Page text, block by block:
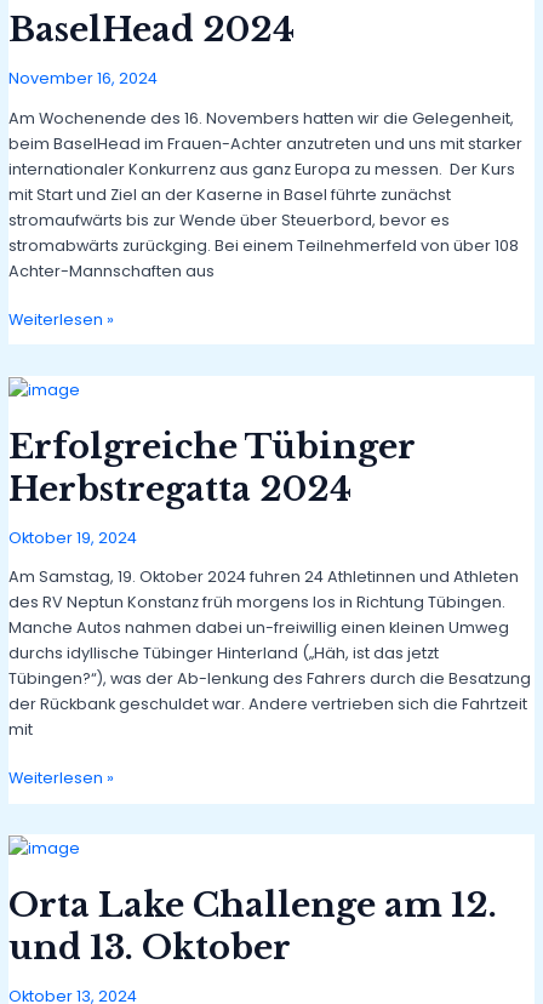
bei
Ergo
BaselHead 2024
November 16, 2024
Am Wochenende des 16. Novembers hatten wir die Gelegenheit,
beim BaselHead im Frauen-Achter anzutreten und uns mit starker
internationaler Konkurrenz aus ganz Europa zu messen. Der Kurs
mit Start und Ziel an der Kaserne in Basel führte zunächst
stromaufwärts bis zur Wende über Steuerbord, bevor es
stromabwärts zurückging. Bei einem Teilnehmerfeld von über 108
Achter-Mannschaften aus
BaselHead
2024
Weiterlesen »
Erfolgreiche Tübinger
Herbstregatta 2024
Oktober 19, 2024
Am Samstag, 19. Oktober 2024 fuhren 24 Athletinnen und Athleten
des RV Neptun Konstanz früh morgens los in Richtung Tübingen.
Manche Autos nahmen dabei un-freiwillig einen kleinen Umweg
durchs idyllische Tübinger Hinterland („Häh, ist das jetzt
Tübingen?“), was der Ab-lenkung des Fahrers durch die Besatzung
der Rückbank geschuldet war. Andere vertrieben sich die Fahrtzeit
mit
Erfolgreiche
Tübinger
2024
Weiterlesen »
Orta Lake Challenge am 12.
und 13. Oktober
Oktober 13, 2024